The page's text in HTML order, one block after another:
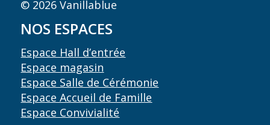
© 2026 Vanillablue
NOS ESPACES
Espace Hall d’entrée
Espace magasin
Espace Salle de Cérémonie
Espace Accueil de Famille
Espace Convivialité